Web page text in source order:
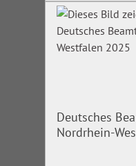
Deutsches
Nordrhein-